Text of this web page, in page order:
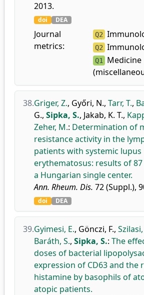
2013.
doi DEA
Journal
metrics:
Q2
Q2
Q1 Medicine
38.Griger, Z., Győri, N., Tarr, T.,
G., Sipka, S., Jakab, K. T.,
Zeher, M.: Determination of
resistance activity in the
patients with systemic lupus
erythematosus: results of
a Hungarian single center.
Ann. Rheum. Dis. 72 (Suppl.),
doi DEA
39.Gyimesi, E., Gönczi, F.,
Baráth, S., Sipka, S.: The
doses of bacterial
expression of CD63 and the
histamine by basophils of
atopic patients.